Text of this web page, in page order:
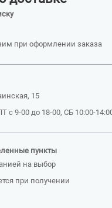
при оформлении заказа
15
с 9-00 до 18-00, СБ 10:00-
пункты
на выбор
при получении